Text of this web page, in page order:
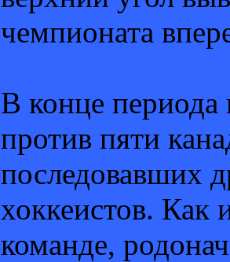
чемпионата
В конце периода
против пяти
последовавших
хоккеистов. Как
команде,